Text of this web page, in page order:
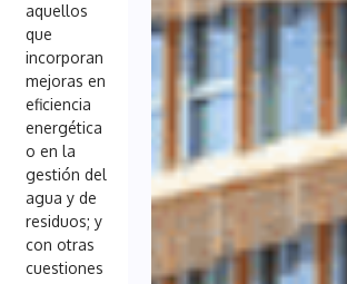
aquellos
que
incorporan
mejoras en
eficiencia
energética
o en la
gestión del
agua y de
residuos; y
con otras
cuestiones